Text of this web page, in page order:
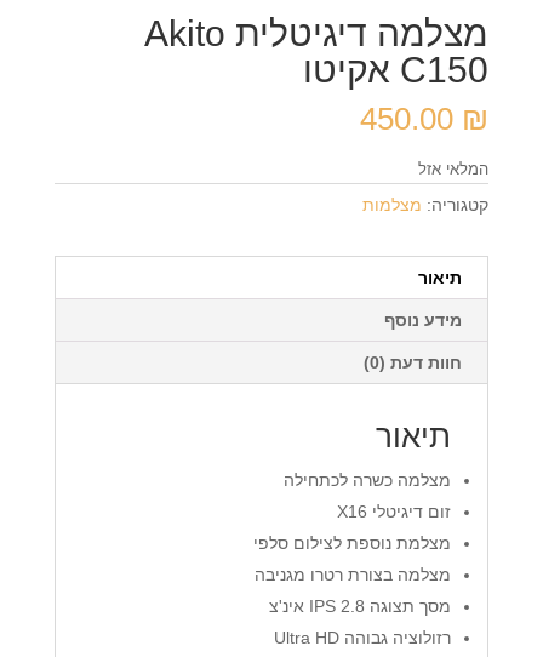
מצלמה דיגיטלית Akito
C150 אקיטו
450.00 ₪
המלאי אזל
קטגוריה: מצלמות
תיאור
מידע נוסף
חוות דעת (0)
תיאור
מצלמה כשרה לכתחילה
זום דיגיטלי X16
מצלמת נוספת לצילום סלפי
מצלמה בצורת רטרו מגניבה
מסך תצוגה IPS 2.8 אינ'צ
רזולוציה גבוהה Ultra HD